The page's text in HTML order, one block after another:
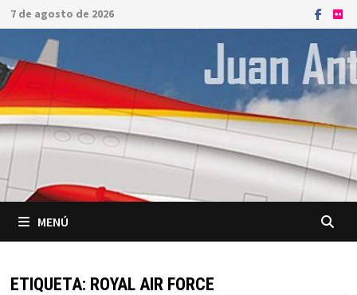
Saltar
al
contenido
7 de agosto de 2026
MENÚ
ETIQUETA: ROYAL AIR FORCE